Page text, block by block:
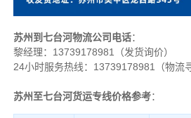
苏州到七台河物流公司电话：
黎经理： 13739178981（发货询价）
24小时服务热线：13739178981（物流
苏州至七台河货运专线价格参考：